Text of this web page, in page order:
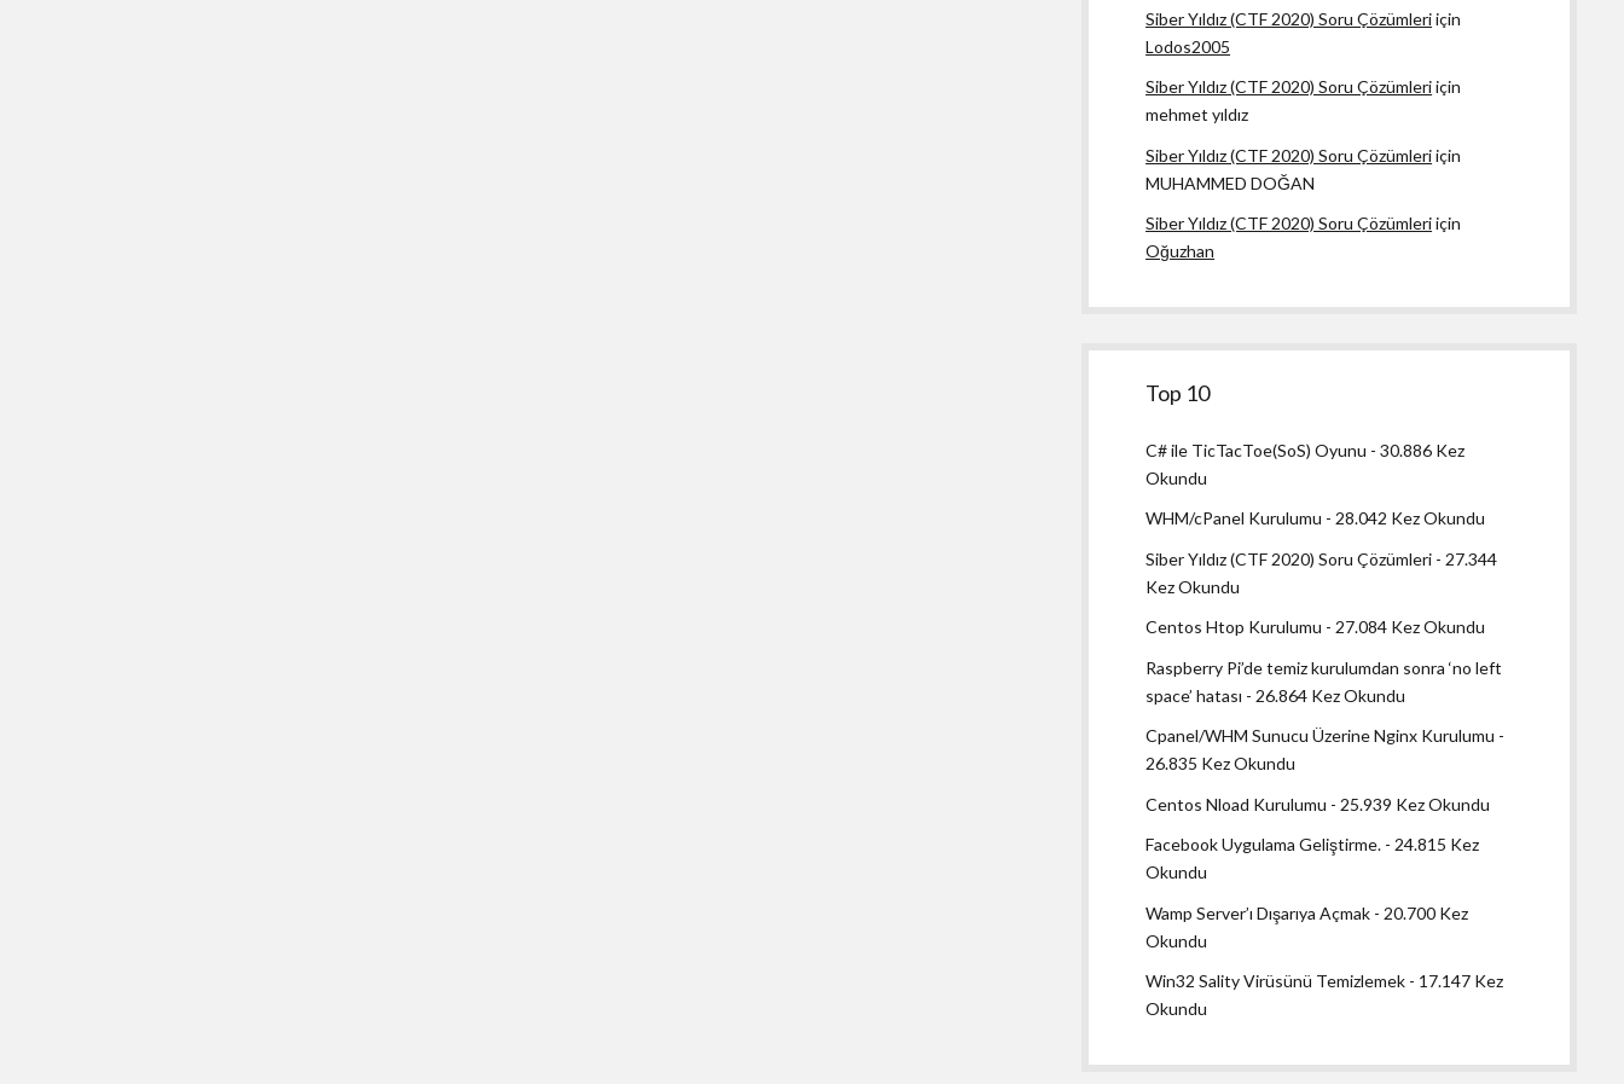
Siber Yıldız (CTF 2020) Soru Çözümleriiçin
Lodos2005
Siber Yıldız (CTF 2020) Soru Çözümleriiçin
mehmet yıldız
Siber Yıldız (CTF 2020) Soru Çözümleriiçin
MUHAMMED DOĞAN
Siber Yıldız (CTF 2020) Soru Çözümleriiçin
Oğuzhan
Top 10
C# ile TicTacToe(SoS) Oyunu - 30.886 Kez
Okundu
WHM/cPanel Kurulumu - 28.042 Kez Okundu
Siber Yıldız (CTF 2020) Soru Çözümleri - 27.344
Kez Okundu
Centos Htop Kurulumu - 27.084 Kez Okundu
Raspberry Pi’de temiz kurulumdan sonra ‘no left
space’ hatası - 26.864 Kez Okundu
Cpanel/WHM Sunucu Üzerine Nginx Kurulumu -
26.835 Kez Okundu
Centos Nload Kurulumu - 25.939 Kez Okundu
Facebook Uygulama Geliştirme. - 24.815 Kez
Okundu
Wamp Server’ı Dışarıya Açmak - 20.700 Kez
Okundu
Win32 Sality Virüsünü Temizlemek - 17.147 Kez
Okundu